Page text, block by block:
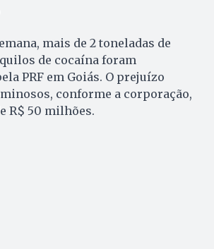
mais de 2 toneladas de
de cocaína foram
PRF em Goiás. O prejuízo
conforme a corporação,
R$ 50 milhões.